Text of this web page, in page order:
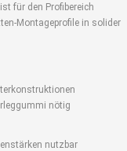
für den Profibereich
Montageprofile in solider
nötig
nutzbar